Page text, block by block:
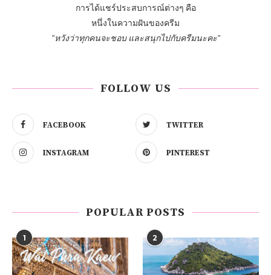
การได้แชร์ประสบการณ์ต่างๆ คือ
หนึ่งในความฝันของครีม
"หวังว่าทุกคนจะชอบ และสนุกไปกับครีมนะคะ"
FOLLOW US
FACEBOOK TWITTER
INSTAGRAM PINTEREST
POPULAR POSTS
1 2